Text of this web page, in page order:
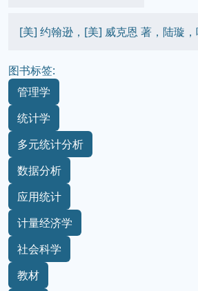
[美] 约翰逊，[美] 威克恩 著，陆璇
图书标签:
管理学
统计学
多元统计分析
数据分析
应用统计
计量经济学
社会科学
教材